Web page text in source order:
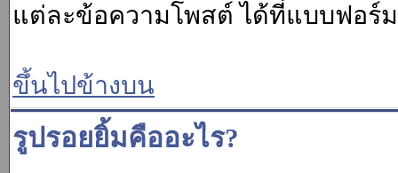
แต่ละข้อความโพสต์ ได้ที่แบบฟอร์
ขึ้นไปข้างบน
รูปรอยยิ้มคืออะไร?